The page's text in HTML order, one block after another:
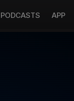
PODCASTS APP